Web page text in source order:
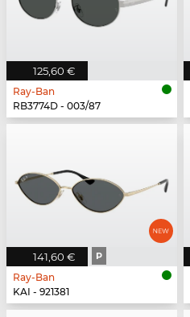
125,60 €
Ray-Ban
RB3774D - 003/87
141,60 € P
Ray-Ban
KAI - 921381